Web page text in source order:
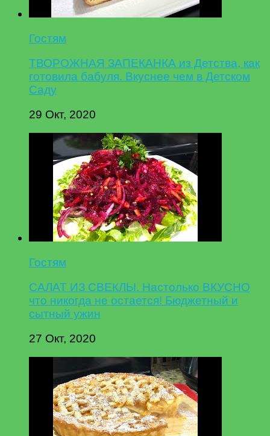
Гостям
ТВОРОЖНАЯ ЗАПЕКАНКА из Детства, как
готовила бабуля. Вкуснее чем в Детском
Саду
29 Окт, 2020
Гостям
САЛАТ ИЗ СВЕКЛЫ. Настолько ВКУСНО
что никогда не остается! Бюджетный и
сытный ужин
27 Окт, 2020